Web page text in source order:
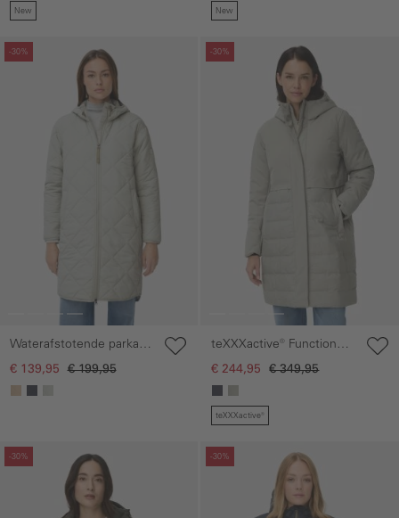
New New
-30%
overslaan
Waterafstotende parka
met tweewegritssluiting
€ 139,95 € 199,95
-30%
Galerie overslaan
teXXXactive® Functional
parka met capuchon
€ 244,95 € 349,95
teXXXactive®
-30%
overslaan
-30%
Galerie overslaan